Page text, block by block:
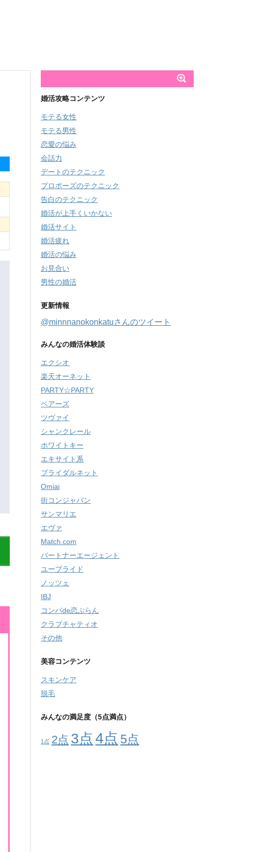
婚活攻略コンテンツ
モテる女性
モテる男性
恋愛の悩み
会話力
デートのテクニック
プロポーズのテクニック
告白のテクニック
婚活が上手くいかない
婚活サイト
婚活疲れ
婚活の悩み
お見合い
男性の婚活
更新情報
@minnnanokonkatuさんのツイート
みんなの婚活体験談
エクシオ
楽天オーネット
PARTY☆PARTY
ペアーズ
ツヴァイ
シャンクレール
ホワイトキー
エキサイト系
ブライダルネット
Omiai
街コンジャパン
サンマリエ
エヴァ
Match.com
パートナーエージェント
ユーブライド
ノッツェ
IBJ
コンパde恋ぷらん
クラブチャティオ
その他
美容コンテンツ
スキンケア
脱毛
みんなの満足度（5点満点）
1点 2点 3点4点 5点